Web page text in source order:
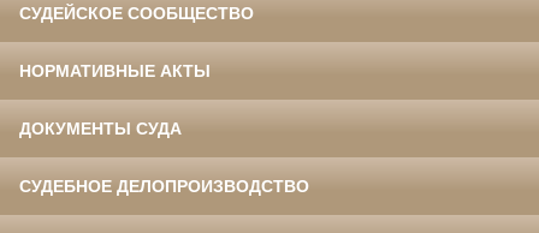
СУДЕЙСКОЕ СООБЩЕСТВО
НОРМАТИВНЫЕ АКТЫ
ДОКУМЕНТЫ СУДА
СУДЕБНОЕ ДЕЛОПРОИЗВОДСТВО